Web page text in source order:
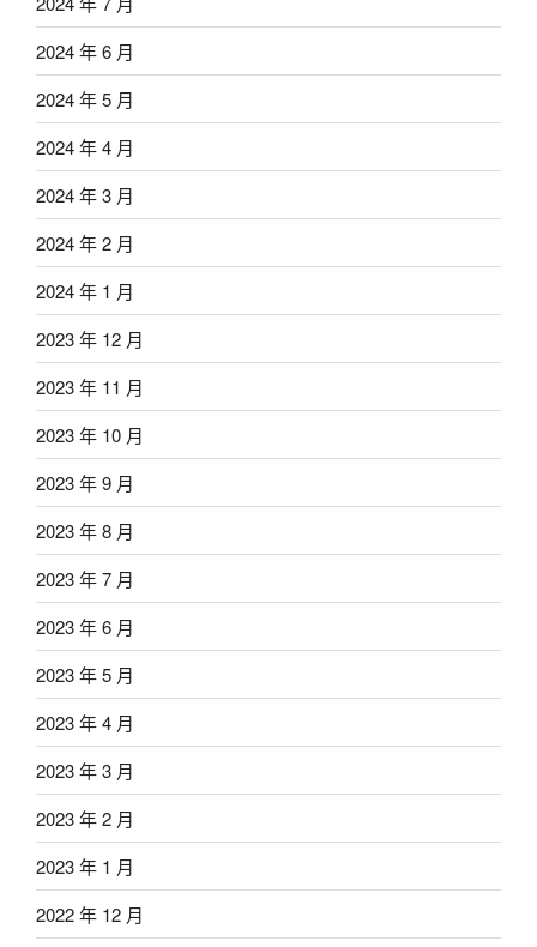
2024 年 6 月
2024 年 5 月
2024 年 4 月
2024 年 3 月
2024 年 2 月
2024 年 1 月
2023 年 12 月
2023 年 11 月
2023 年 10 月
2023 年 9 月
2023 年 8 月
2023 年 7 月
2023 年 6 月
2023 年 5 月
2023 年 4 月
2023 年 3 月
2023 年 2 月
2023 年 1 月
2022 年 12 月